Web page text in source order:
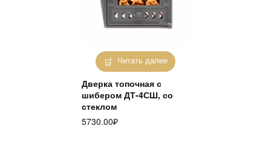
Читать далее
Дверка топочная с
шибером ДТ-4СШ, со
стеклом
5730.00₽